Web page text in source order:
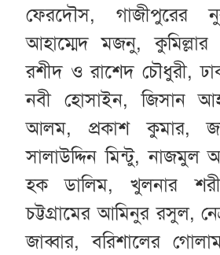
ফেরদৌস,
আহাম্মেদ মজনু,
রশীদ ও রাশেদ চৌধুরী,
নবী হোসাইন, জিসান
আলম, প্রকাশ কুমার,
সালাউদ্দিন মিন্টু,
হক ডালিম, খুলনার
চট্টগ্রামের আমিনুর রসুল,
জাব্বার, বরিশালের